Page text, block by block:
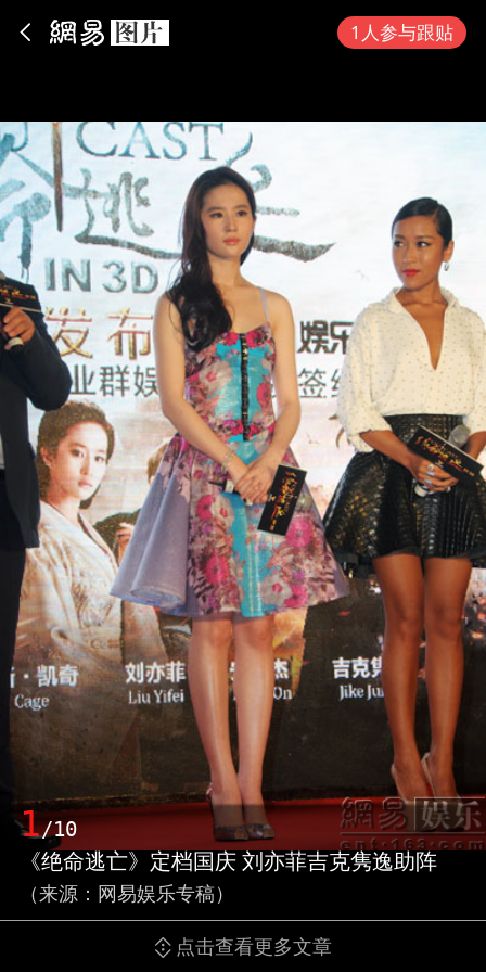
1人参与跟贴
1/10
《绝命逃亡》定档国庆 刘亦菲吉克隽逸助阵
（来源：网易娱乐专稿）
点击查看更多文章